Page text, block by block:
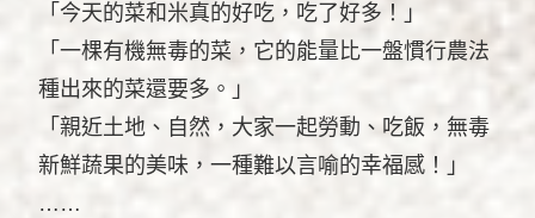
「今天的菜和米真的好吃，吃了好多！」
「一棵有機無毒的菜，它的能量比一盤慣行農法
種出來的菜還要多。」
「親近土地、自然，大家一起勞動、吃飯，無毒
新鮮蔬果的美味，一種難以言喻的幸福感！」
……